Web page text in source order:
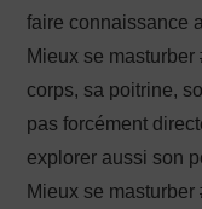
faire connaissance
Mieux se
corps, sa poitrine,
pas forcément
explorer aussi son
Mieux se